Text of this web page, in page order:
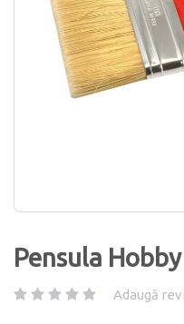
Pensula
Adaugă